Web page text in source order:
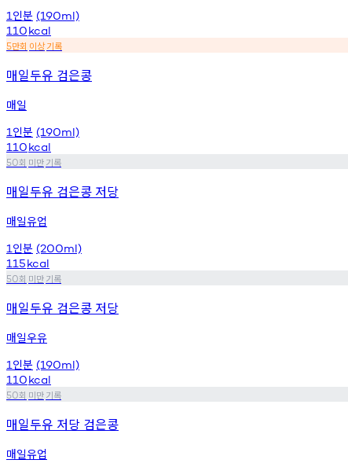
1 인분 (190ml)
110kcal
5만회 이상기록
매일두유 검은콩
매일
1 인분 (190ml)
110kcal
50회 미만기록
매일두유 검은콩 저당
매일유업
1 인분 (200ml)
115kcal
50회 미만기록
매일두유 검은콩 저당
매일우유
1 인분 (190ml)
110kcal
50회 미만기록
매일두유 저당 검은콩
매일유업